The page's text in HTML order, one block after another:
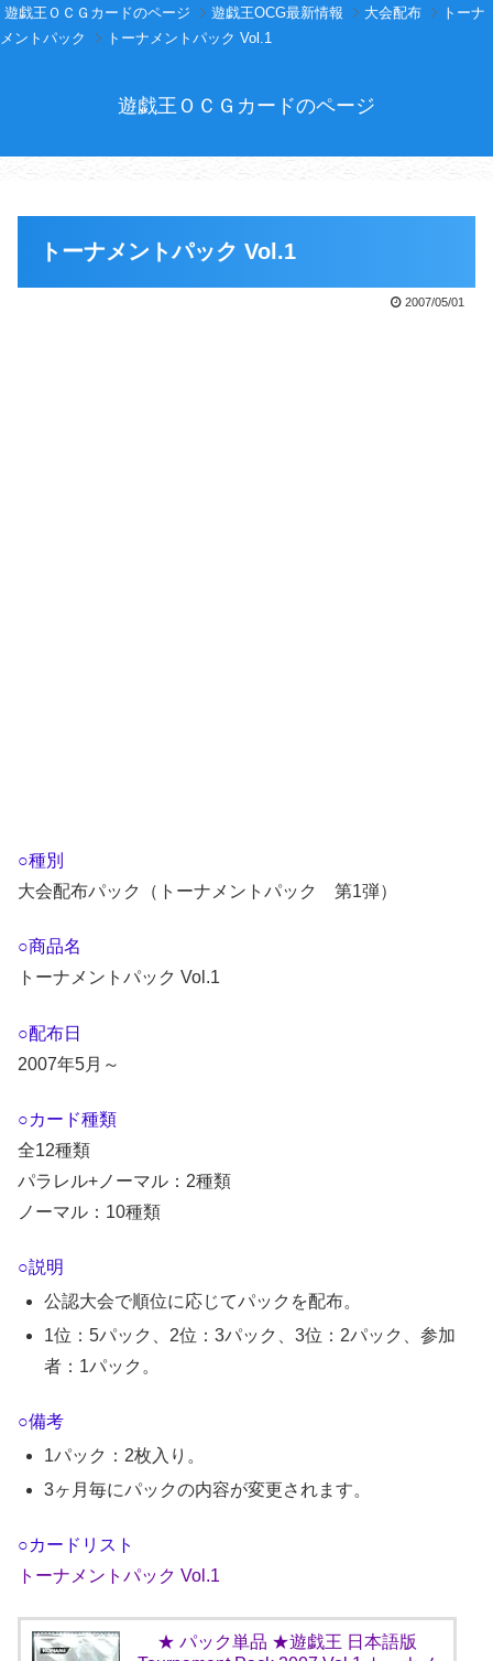
遊戯王ＯＣＧカードのページ 遊戯王OCG最新情報 大会配布
トーナ
メントパック
トーナメントパック Vol.1
遊戯王ＯＣＧカードのページ
トーナメントパック Vol.1
2007/05/01
○種別
大会配布パック（トーナメントパック 第1弾）
○商品名
トーナメントパック Vol.1
○配布日
2007年5月～
○カード種類
全12種類
パラレル+ノーマル：2種類
ノーマル：10種類
○説明
公認大会で順位に応じてパックを配布。
1位：5パック、2位：3パック、3位：2パック、参加
者：1パック。
○備考
1パック：2枚入り。
3ヶ月毎にパックの内容が変更されます。
○カードリスト
トーナメントパック Vol.1
★ パック単品 ★遊戯王 日本語版